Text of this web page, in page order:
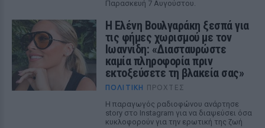
Παρασκευή 7 Αυγούστου.
Η Ελένη Βουλγαράκη ξεσπά για
τις φήμες χωρισμού με τον
Ιωαννίδη: «Διασταυρώστε
καμία πληροφορία πριν
εκτοξεύσετε τη βλακεία σας»
ΠΟΛΙΤΙΚΉ ΠΡΟΧΤΈΣ
Η παραγωγός ραδιοφώνου ανάρτησε
story στο Instagram για να διαψεύσει όσα
κυκλοφορούν για την ερωτική της ζωή